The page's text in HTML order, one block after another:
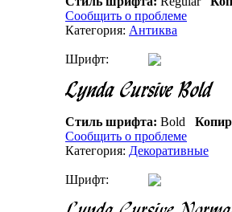
Сообщить о проблеме
Категория: Антиква
Шрифт:
Стиль шрифта: Bold
Сообщить о проблеме
Категория: Декоративные
Шрифт: